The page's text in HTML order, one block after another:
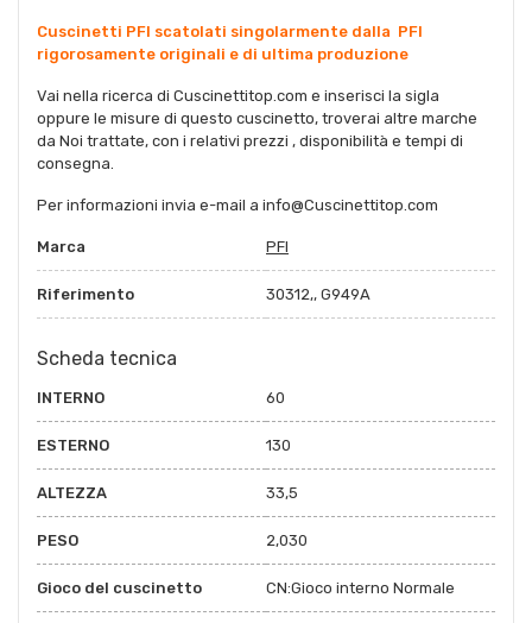
Cuscinetti PFI scatolati singolarmente dalla PFI
rigorosamente originali e di ultima produzione
Vai nella ricerca di Cuscinettitop.com e inserisci la sigla
oppure le misure di questo cuscinetto, troverai altre marche
da Noi trattate, con i relativi prezzi , disponibilità e tempi di
consegna.
Per informazioni invia e-mail a info@Cuscinettitop.com
Marca PFI
Riferimento 30312,, G949A
Scheda tecnica
INTERNO 60
ESTERNO 130
ALTEZZA 33,5
PESO 2,030
Gioco del cuscinetto CN:Gioco interno Normale